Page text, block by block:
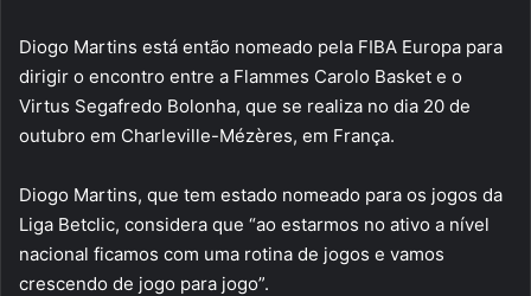
Diogo Martins está então nomeado pela FIBA Europa para
dirigir o encontro entre a Flammes Carolo Basket e o
Virtus Segafredo Bolonha, que se realiza no dia 20 de
outubro em Charleville-Mézères, em França.
Diogo Martins, que tem estado nomeado para os jogos da
Liga Betclic, considera que “ao estarmos no ativo a nível
nacional ficamos com uma rotina de jogos e vamos
crescendo de jogo para jogo”.